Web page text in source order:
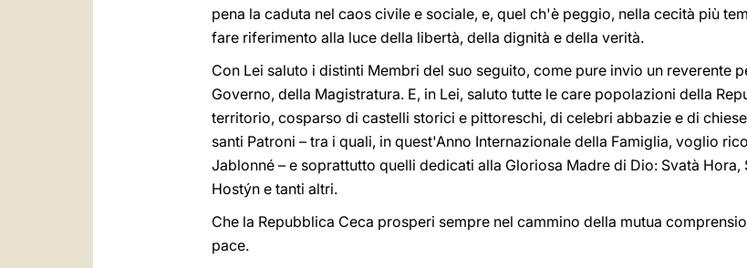
pena la caduta nel caos civile e sociale, e, quel ch'è peggio, nella cecità più
fare riferimento alla luce della libertà, della dignità e della verità.
Con Lei saluto i distinti Membri del suo seguito, come pure invio un reverente
Governo, della Magistratura. E, in Lei, saluto tutte le care popolazioni della
territorio, cosparso di castelli storici e pittoreschi, di celebri abbazie e di
santi Patroni – tra i quali, in quest'Anno Internazionale della Famiglia, voglio
Jablonné – e soprattutto quelli dedicati alla Gloriosa Madre di Dio: Svatà Hora,
Hostýn e tanti altri.
Che la Repubblica Ceca prosperi sempre nel cammino della mutua
pace.